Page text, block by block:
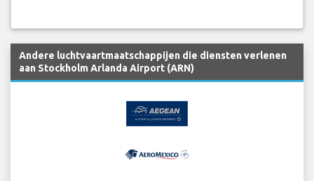
Andere luchtvaartmaatschappijen die diensten verlenen
aan Stockholm Arlanda Airport (ARN)